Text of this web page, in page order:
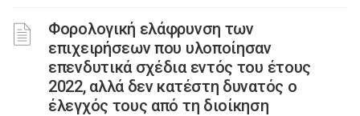
Φορολογική ελάφρυνση των
επιχειρήσεων που υλοποίησαν
επενδυτικά σχέδια εντός του έτους
2022, αλλά δεν κατέστη δυνατός ο
έλεγχός τους από τη διοίκηση